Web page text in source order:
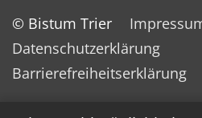
© Bistum Trier
Datenschutzerklärung
Barrierefreiheitserklärung